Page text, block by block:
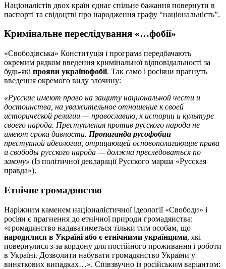
Націоналістів двох країн єднає спільне бажання повернути в
паспорті та свідоцтві про народження графу “національність”.
Кримінальне переслідування «…фобії»
«Свободівська» Конституція і програма передбачають
окремим рядком введення кримінальної відповідальності за
будь-які прояви українофобії. Так само і росіяни прагнуть
введення окремого виду злочину:
«Русские имеют право на защиту национальной чести и
достоинства, на уважительное отношение к своей
исторической религии — православию, к истории и культуре
своего народа. Преступления против русского народа не
имеют срока давности. Пропаганда русофобии —
преступной идеологии, отрицающей основополагающие права
и свободы русского народа — должна преследоваться по
закону» (Із політичної декларації Русского марша «Русская
правда»).
Етнічне громадянство
Наріжним каменем націоналістичної ідеології «Свободи» і
росіян є прагнення до етнічної природи громадянства:
«громадянство надаватиметься тільки тим особам, що
народилися в Україні або є етнічними українцями, які
повернулися з-за кордону для постійного проживання і роботи
в Україні. Дозволити набувати громадянство України у
виняткових випадках…». Співзвучно із російським варіантом: